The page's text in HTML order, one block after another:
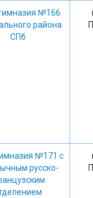
№166
района
СПб
№171 с
русско-